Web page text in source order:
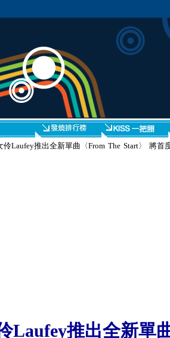
伶Laufey推出全新單曲〈From The Start〉 將首
Laufey推出全新單